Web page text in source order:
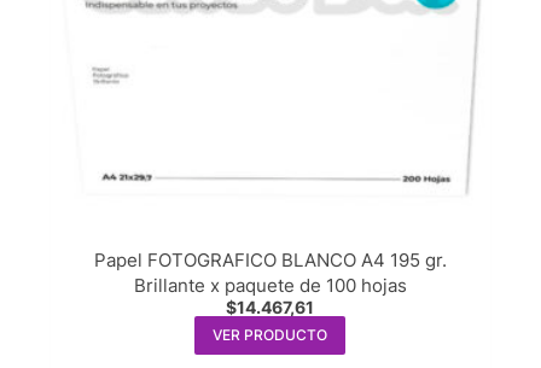
Papel FOTOGRAFICO BLANCO A4 195 gr.
Brillante x paquete de 100 hojas
$14.467,61
VER PRODUCTO